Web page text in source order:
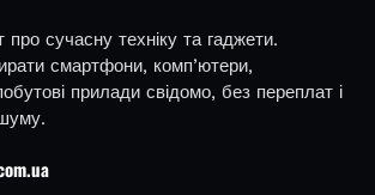
сучасну техніку та гаджети.
смартфони, комп’ютери,
прилади свідомо, без переплат і